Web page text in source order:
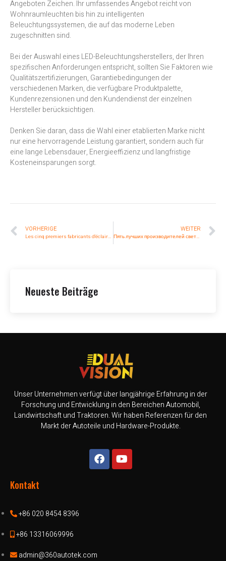
Angeboten Zeichen. Ihr umfassendes Angebot reicht von
Wohnraumleuchten bis hin zu intelligenten
Beleuchtungssystemen, die auf das moderne Leben
zugeschnitten sind.
Bei der Auswahl eines LED-Beleuchtungsherstellers, der Ihren
spezifischen Anforderungen entspricht, sollten Sie Faktoren wie
Qualitätszertifizierungen, Garantiebedingungen der
verschiedenen Marken, die verfügbare Produktpalette,
Kundenrezensionen und den Kundendienst der einzelnen
Hersteller berücksichtigen.
Denken Sie daran, dass die Wahl einer etablierten Marke nicht
nur eine hervorragende Leistung garantiert, sondern auch für
eine lange Lebensdauer, Energieeffizienz und langfristige
Kosteneinsparungen sorgt.
VORHERIGE
Les cinq premiers fabricants d'éclairage LED dans le monde
WEITER
Пять лучших производителей светодиодных светильников в мире
Neueste Beiträge
Unser Unternehmen verfügt über langjährige Erfahrung in der
Forschung und Entwicklung in den Bereichen Automobil,
Landwirtschaft und Traktoren. Wir haben Referenzen für den
Markt der Autoteile und Hardware-Produkte.
Kontakt
+86 020 8454 8396
+86 13316069996
admin@360autotek.com